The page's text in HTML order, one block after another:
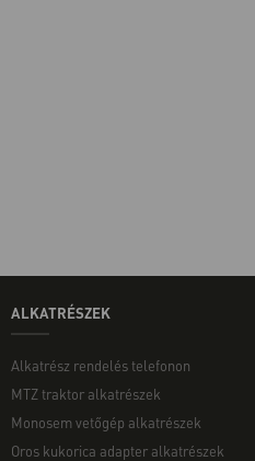
ALKATRÉSZEK
Alkatrész rendelés telefonon
MTZ traktor alkatrészek
Monosem vetőgép alkatrészek
Oros kukorica adapter alkatrészek